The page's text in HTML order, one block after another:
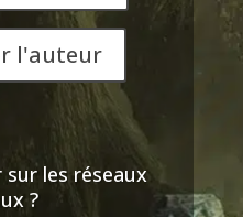
l'auteur
les réseaux
?